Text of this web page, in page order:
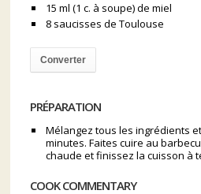
15 ml (1 c. à soupe) de miel
8 saucisses de Toulouse
Converter
PRÉPARATION
Mélangez tous les ingrédients
minutes. Faites cuire au
chaude et finissez la cuisson à
COOK COMMENTARY